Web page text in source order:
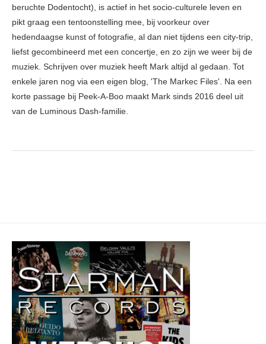
beruchte Dodentocht), is actief in het socio-culturele leven en
pikt graag een tentoonstelling mee, bij voorkeur over
hedendaagse kunst of fotografie, al dan niet tijdens een city-trip,
liefst gecombineerd met een concertje, en zo zijn we weer bij de
muziek. Schrijven over muziek heeft Mark altijd al gedaan. Tot
enkele jaren nog via een eigen blog, 'The Markec Files'. Na een
korte passage bij Peek-A-Boo maakt Mark sinds 2016 deel uit
van de Luminous Dash-familie.